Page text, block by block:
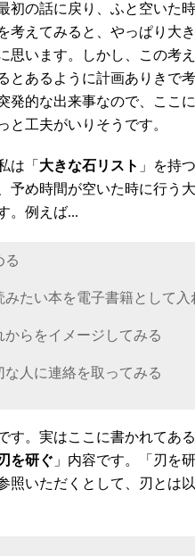
初の話に戻り、ふと空いた
考えてみると、やっぱり大
思います。しかし、この考
とあるように計画ありきで
発的な出来事なので、ここ
と工夫がいりそうです。
は「 大きな石リスト 」を持
予め時間が空いた時に行う
。例えば...
る
みたい本を電子書籍として入
からをイメージしてみる
な人に連絡を取ってみる
す。実はここに書かれてあ
を研ぐ 」内容です。「刃を
照いただくとして、刃とは